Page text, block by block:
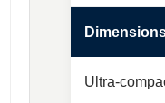
Ultra-